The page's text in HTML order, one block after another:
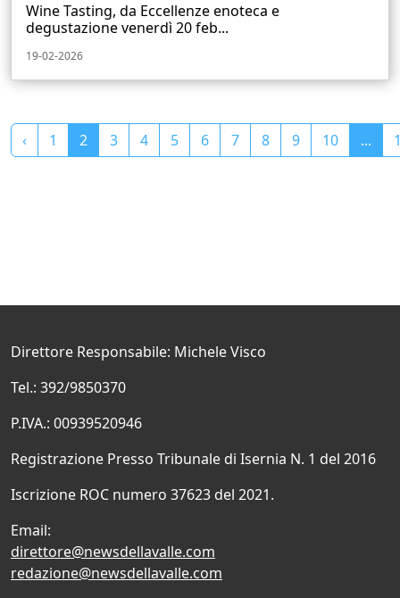
Wine Tasting, da Eccellenze enoteca e
degustazione venerdì 20 feb...
19-02-2026
‹ 1 2 3 4 5 6 7 8 9 10 ...
Direttore Responsabile: Michele Visco
Tel.: 392/9850370
P.IVA.: 00939520946
Registrazione Presso Tribunale di Isernia N. 1 del 2016
Iscrizione ROC numero 37623 del 2021.
Email:
direttore@newsdellavalle.com
redazione@newsdellavalle.com